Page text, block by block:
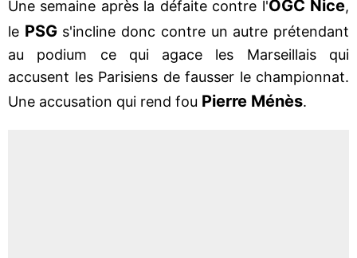
Une semaine après la défaite contre l'OGC Nice,
le PSGs'incline donc contre un autre prétendant
au podium ce qui agace les Marseillais qui
accusent les Parisiens de fausser le championnat.
Une accusation qui rend fou Pierre Ménès.